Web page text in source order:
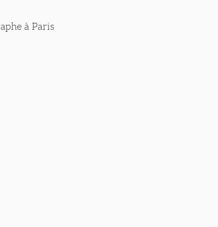
à Paris